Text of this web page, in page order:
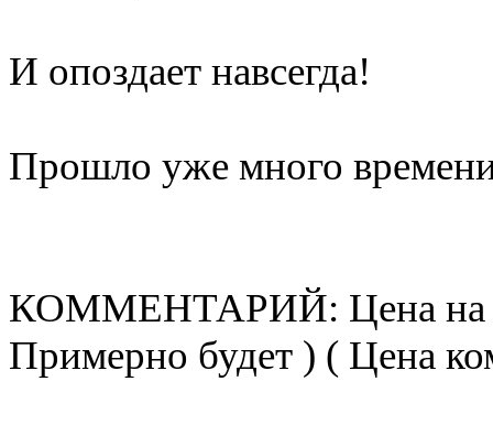
И опоздает навсегда!
Прошло уже много
КОММЕНТАРИЙ: Цена на
Примерно будет ) ( Цена